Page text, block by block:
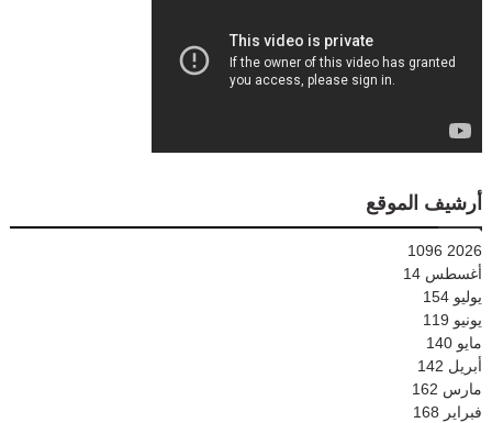
أرشيف الموقع
2026
1096
أغسطس 14
يوليو 154
يونيو 119
مايو 140
أبريل 142
مارس 162
فبراير 168